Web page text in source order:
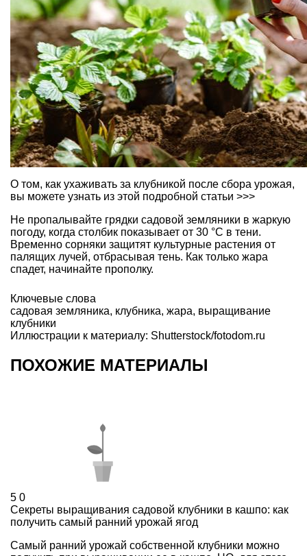
О том, как ухаживать за клубникой после сбора урожая,
вы можете узнать из этой подробной статьи >>>
Не пропалывайте грядки садовой земляники в жаркую
погоду, когда столбик показывает от 30 °C в тени.
Временно сорняки защитят культурные растения от
палящих лучей, отбрасывая тень. Как только жара
спадет, начинайте прополку.
Ключевые слова
садовая земляника, клубника, жара, выращивание
клубники
Иллюстрации к материалу: Shutterstock/fotodom.ru
ПОХОЖИЕ МАТЕРИАЛЫ
5 0
Секреты выращивания садовой клубники в кашпо: как
получить самый ранний урожай ягод
Самый ранний урожай собственной клубники можно